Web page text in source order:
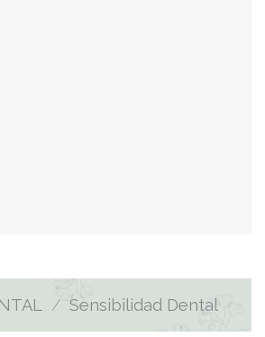
/ Sensibilidad Dental